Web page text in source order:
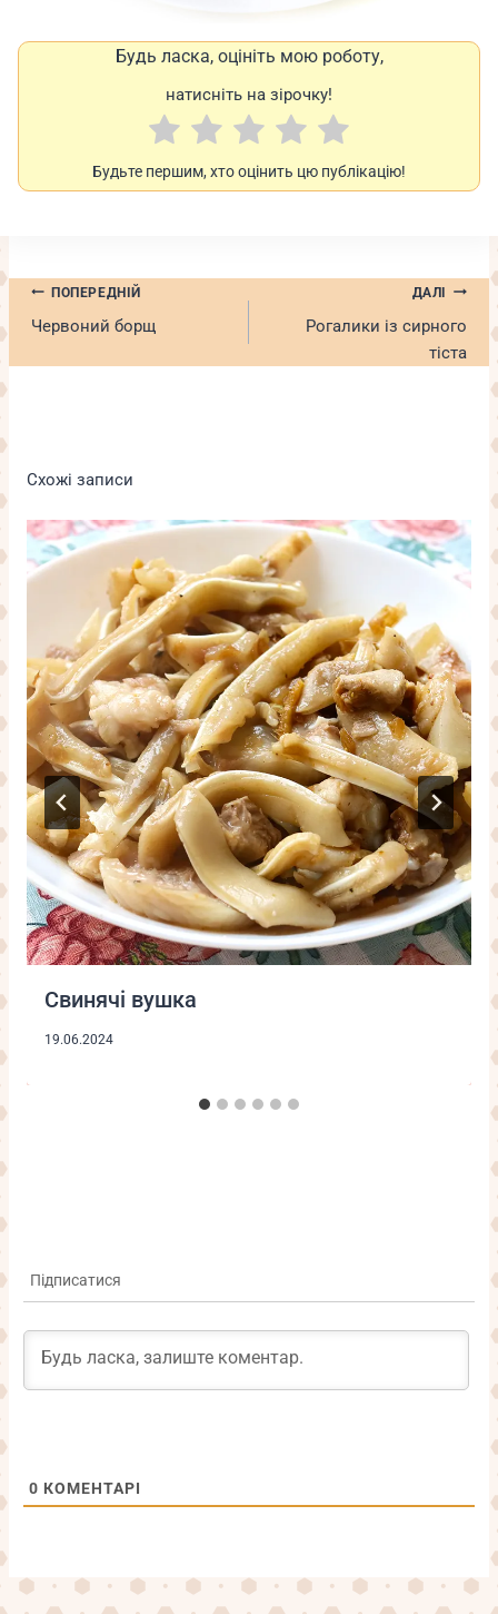
Будь ласка, оцініть мою роботу,
натисніть на зірочку!
Будьте першим, хто оцінить цю публікацію!
Навігація
записів
ПОПЕРЕДНІЙ
Червоний борщ
ДАЛІ
Рогалики із сирного
тіста
Схожі записи
Свинячі вушка
19.06.2024
Підписатися
0 КОМЕНТАРІ